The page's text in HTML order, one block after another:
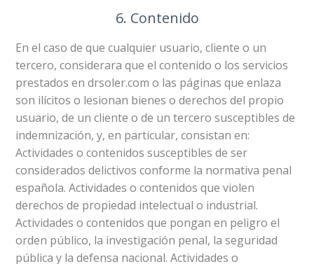
6. Contenido
En el caso de que cualquier usuario, cliente o un
tercero, considerara que el contenido o los servicios
prestados en drsoler.com o las páginas que enlaza
son ilícitos o lesionan bienes o derechos del propio
usuario, de un cliente o de un tercero susceptibles de
indemnización, y, en particular, consistan en:
Actividades o contenidos susceptibles de ser
considerados delictivos conforme la normativa penal
española. Actividades o contenidos que violen
derechos de propiedad intelectual o industrial.
Actividades o contenidos que pongan en peligro el
orden público, la investigación penal, la seguridad
pública y la defensa nacional. Actividades o